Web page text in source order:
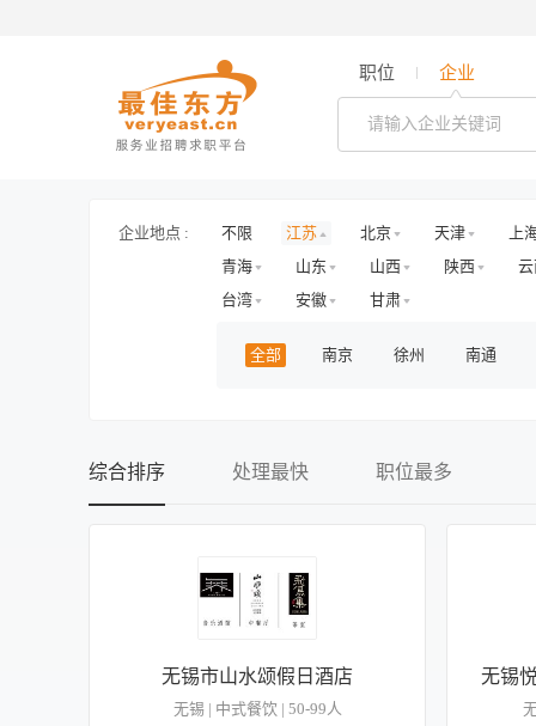
职位 企业
企业地点 : 不限 江苏 北京 天津
上
青海
山东 山西 陕西
台湾
安徽 甘肃
全部 南京 徐州 南通
综合排序 处理最快 职位最多
无锡市山水颂假日酒店
无锡 | 中式餐饮 | 50-99人
无锡